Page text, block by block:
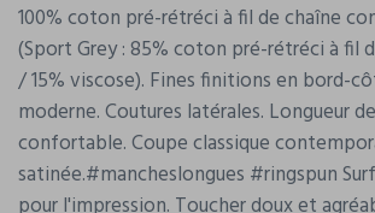
100% coton pré-rétréci à fil de chaîne
(Sport Grey : 85% coton pré-rétréci à fil
/ 15% viscose). Fines finitions en bord-
moderne. Coutures latérales. Longueur
confortable. Coupe classique
satinée.#mancheslongues #ringspun
pour l'impression. Toucher doux et